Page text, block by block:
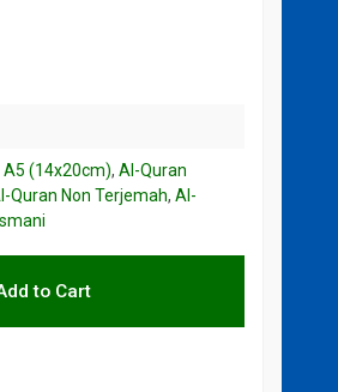
(14x20cm), Al-Quran
Quran Non Terjemah, Al-
to Cart